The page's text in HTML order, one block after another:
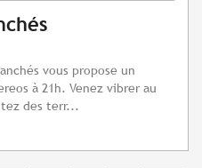
vous propose un
à 21h. Venez vibrer au
des terr...